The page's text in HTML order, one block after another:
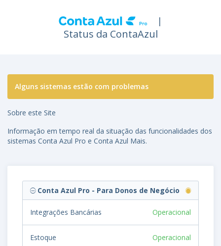
|
Status da ContaAzul
Alguns sistemas estão com problemas
Sobre este Site
Informação em tempo real da situação das funcionalidades dos
sistemas Conta Azul Pro e Conta Azul Mais.
Conta Azul Pro - Para Donos de Negócio
Integrações Bancárias Operacional
Estoque Operacional